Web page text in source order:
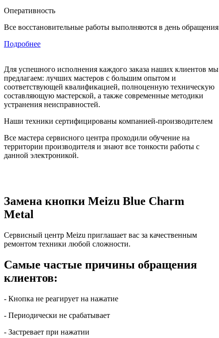
Оперативность
Все восстановительные работы выполняются в день
Подробнее
Для успешного исполнения каждого заказа наших клиентов мы
предлагаем: лучших мастеров с большим опытом и
соответствующей квалификацией, полноценную техническую
составляющую мастерской, а также современные методики
устранения неисправностей.
Наши техники сертифицированы компанией-производителем
Все мастера сервисного центра проходили обучение на
территории производителя и знают все тонкости работы с
данной электроникой.
Замена кнопки Meizu Blue Charm
Metal
Сервисный центр Meizu приглашает вас за качественным
ремонтом техники любой сложности.
Самые частые причины обращения
клиентов:
- Кнопка не реагирует на нажатие
- Периодически не срабатывает
- Застревает при нажатии